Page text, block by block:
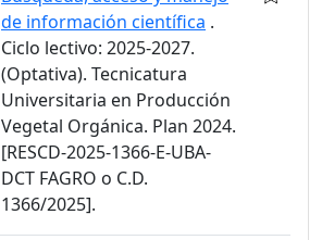
de información científica .
Ciclo lectivo: 2025-2027.
(Optativa). Tecnicatura
Universitaria en Producción
Vegetal Orgánica. Plan 2024.
[RESCD-2025-1366-E-UBA-
DCT FAGRO o C.D.
1366/2025].